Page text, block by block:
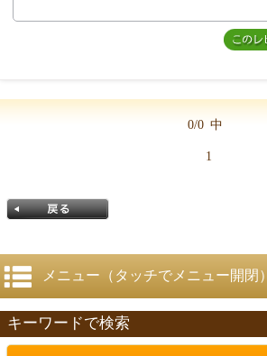
0/0 中
1
戻る
メニュー（タッチでメニュー開閉）
キーワードで検索